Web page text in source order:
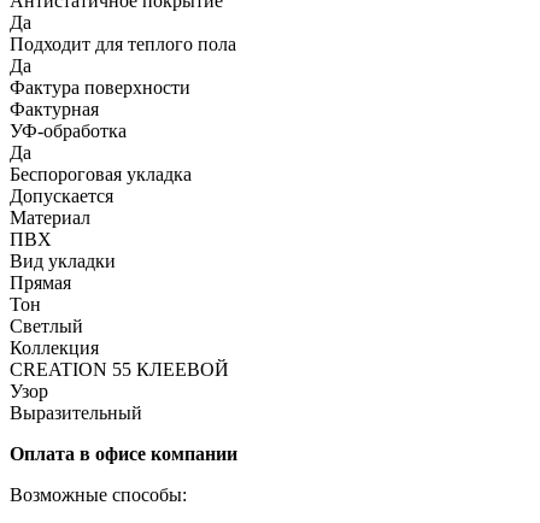
Да
Подходит для теплого пола
Да
Фактура поверхности
Фактурная
УФ-обработка
Да
Беспороговая укладка
Допускается
Материал
ПВХ
Вид укладки
Прямая
Тон
Светлый
Коллекция
CREATION 55 КЛЕЕВОЙ
Узор
Выразительный
Оплата в офисе компании
Возможные способы: